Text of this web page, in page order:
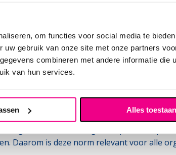
om functies voor social media te
gebruik van onze site met onze partners
combineren met andere informatie die
van hun services.
Alles toestaan
van de internationale normen naleeft.
De bekendste kwaliteitsnormen zijn:
organisaties helpt om hun
geschikt om toe te passen bij bedrijven
gezondheid en veiligheid op de
Daarom is deze norm relevant voor alle